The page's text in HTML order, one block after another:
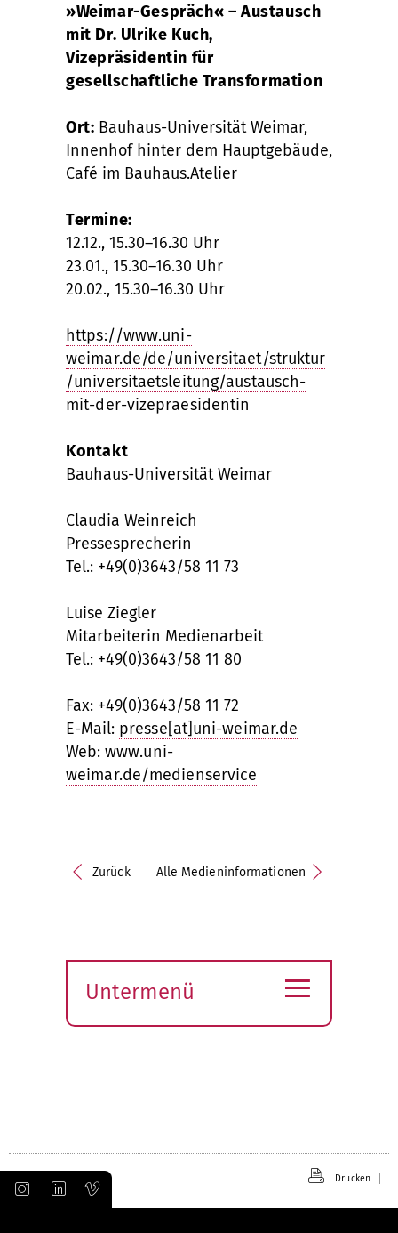
»Weimar-Gespräch« – Austausch
mit Dr. Ulrike Kuch,
Vizepräsidentin für
gesellschaftliche Transformation
Ort: Bauhaus-Universität Weimar,
Innenhof hinter dem Hauptgebäude,
Café im Bauhaus.Atelier
Termine:
12.12., 15.30–16.30 Uhr
23.01., 15.30–16.30 Uhr
20.02., 15.30–16.30 Uhr
https://www.uni-
weimar.de/de/universitaet/struktur
/universitaetsleitung/austausch-
mit-der-vizepraesidentin
Kontakt
Bauhaus-Universität Weimar
Claudia Weinreich
Pressesprecherin
Tel.: +49(0)3643/58 11 73
Luise Ziegler
Mitarbeiterin Medienarbeit
Tel.: +49(0)3643/58 11 80
Fax: +49(0)3643/58 11 72
E-Mail: presse[at]uni-weimar.de
Web: www.uni-
weimar.de/medienservice
Zurück Alle Medieninformationen
Untermenü
≡
Drucken